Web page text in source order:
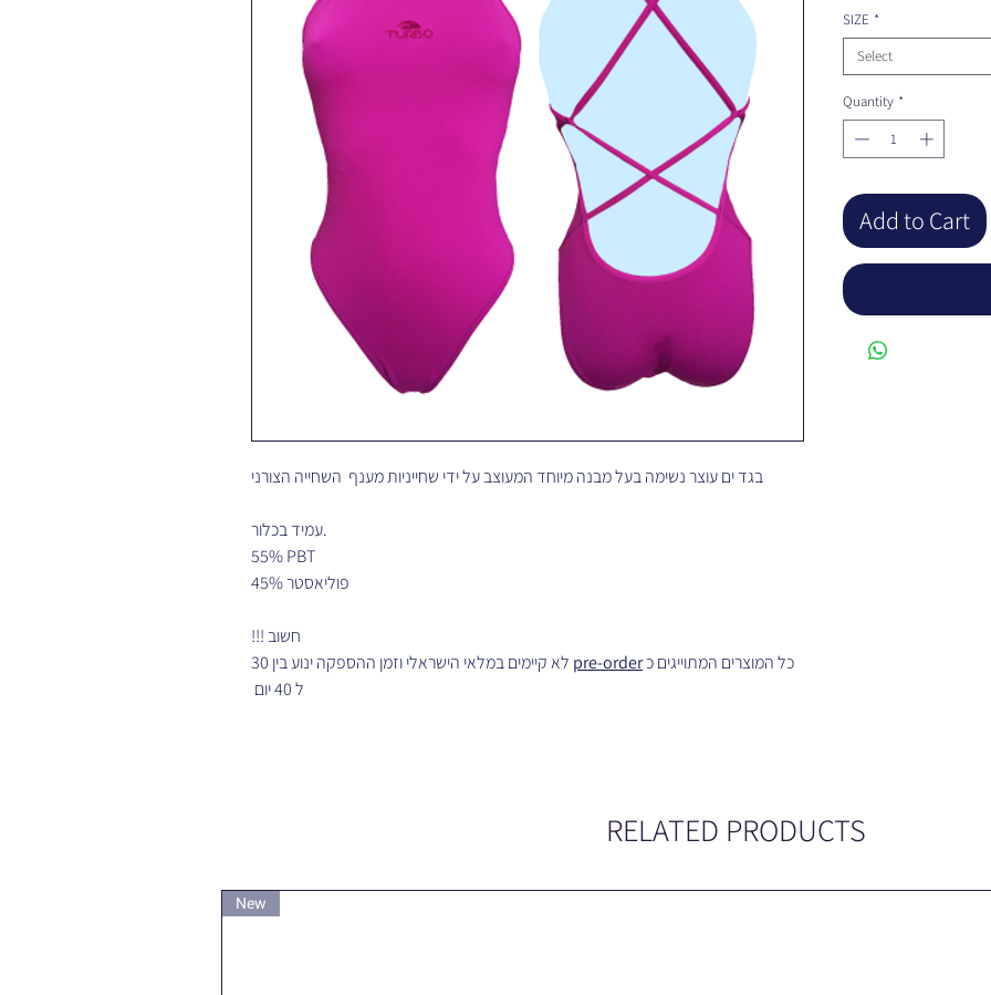
עמיד בכלור.
55% PBT
45% פוליאסטר
חשוב !!!
כל המוצרים המתוייגים כpre-order
לא קיימים במלאי הישראלי וזמן ההספקה ינוע בין 30
ל 40 יום
SIZE *
Select
Quantity *
Add to Cart
RELATED PRODUCTS
New